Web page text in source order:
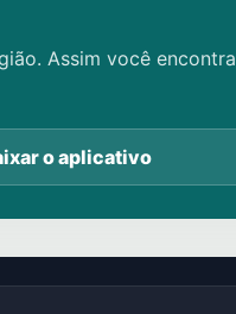
Assim você encontra
o aplicativo